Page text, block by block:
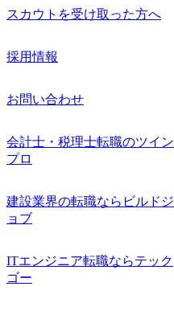
スカウトを受け取った方へ
採用情報
お問い合わせ
会計士・税理士転職のツイン
プロ
建設業界の転職ならビルドジ
ョブ
ITエンジニア転職ならテック
ゴー